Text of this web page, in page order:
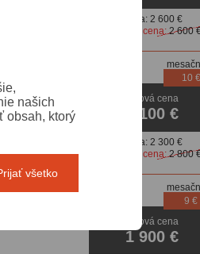
Cena:2 600 €
Pôvodná cena:2 600
Akciová cena
2 100 €
10 €
Cena:2 300 €
Pôvodná cena:2 800
Akciová cena
1 900 €
9 €
našich
obsah, ktorý
všetko